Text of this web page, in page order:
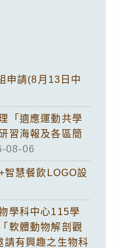
申請(8月13日中
「適應運動共學
習海報及各區簡
08-06
智慧餐飲LOGO設
學科中心115學
軟體動物解剖觀
請有興趣之生物科